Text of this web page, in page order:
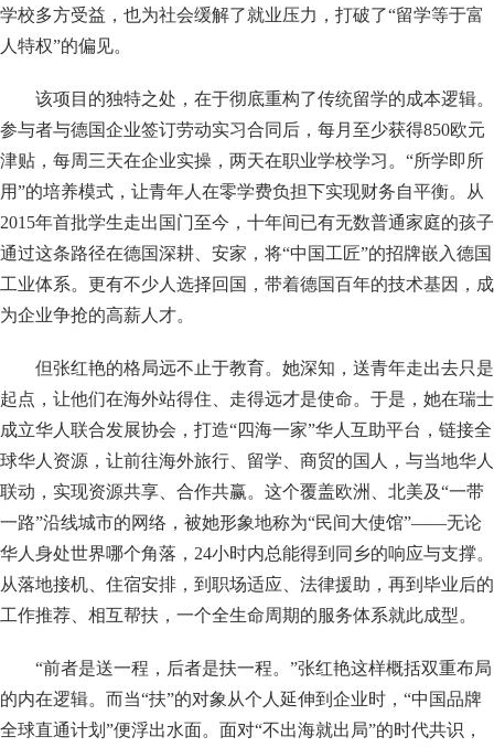
学校多方受益，也为社会缓解了就业压力，打破了“留学等于富
人特权”的偏见。
该项目的独特之处，在于彻底重构了传统留学的成本逻辑。
参与者与德国企业签订劳动实习合同后，每月至少获得850欧元
津贴，每周三天在企业实操，两天在职业学校学习。“所学即所
用”的培养模式，让青年人在零学费负担下实现财务自平衡。从
2015年首批学生走出国门至今，十年间已有无数普通家庭的孩子
通过这条路径在德国深耕、安家，将“中国工匠”的招牌嵌入德国
工业体系。更有不少人选择回国，带着德国百年的技术基因，成
为企业争抢的高薪人才。
但张红艳的格局远不止于教育。她深知，送青年走出去只是
起点，让他们在海外站得住、走得远才是使命。于是，她在瑞士
成立华人联合发展协会，打造“四海一家”华人互助平台，链接全
球华人资源，让前往海外旅行、留学、商贸的国人，与当地华人
联动，实现资源共享、合作共赢。这个覆盖欧洲、北美及“一带
一路”沿线城市的网络，被她形象地称为“民间大使馆”——无论
华人身处世界哪个角落，24小时内总能得到同乡的响应与支撑。
从落地接机、住宿安排，到职场适应、法律援助，再到毕业后的
工作推荐、相互帮扶，一个全生命周期的服务体系就此成型。
“前者是送一程，后者是扶一程。”张红艳这样概括双重布局
的内在逻辑。而当“扶”的对象从个人延伸到企业时，“中国品牌
全球直通计划”便浮出水面。面对“不出海就出局”的时代共识，